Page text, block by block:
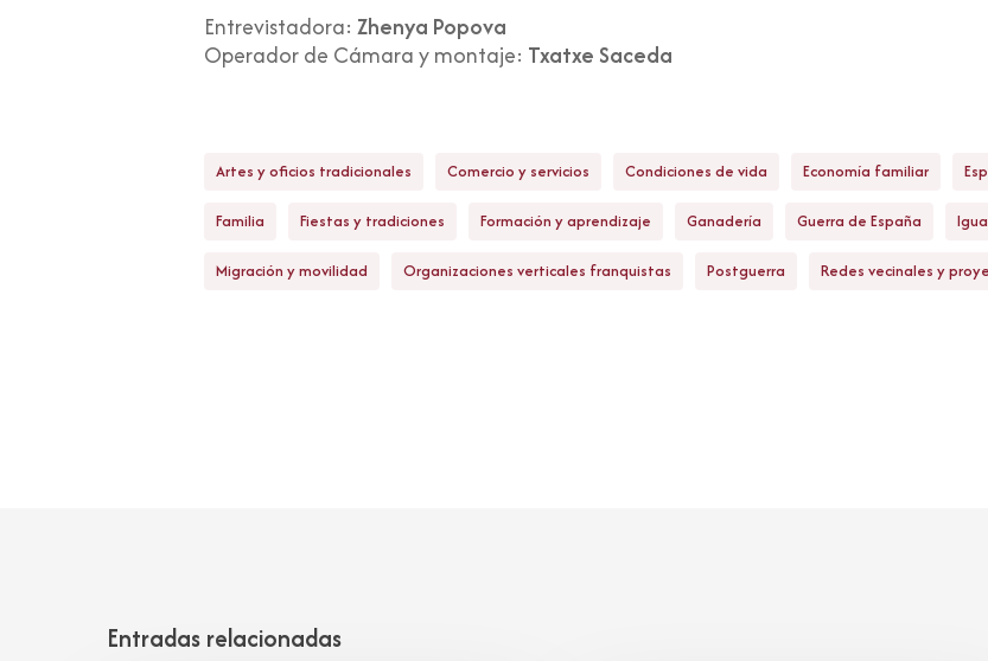
Entrevistadora:Zhenya Popova
Operador de Cámara y montaje: Txatxe Saceda
Artes y oficios tradicionales Comercio y servicios Condiciones de vida Economía familiar
Familia Fiestas y tradiciones Formación y aprendizaje Ganadería Guerra de España
Migración y movilidad Organizaciones verticales franquistas Postguerra Redes vecinales y
Entradas relacionadas